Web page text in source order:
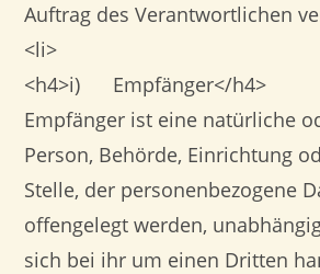
Auftrag des Verantwortlichen
<li>
<h4>i) Empfänger</h4>
Empfänger ist eine natürliche
Person, Behörde, Einrichtung
Stelle, der personenbezogene
offengelegt werden,
sich bei ihr um einen Dritten